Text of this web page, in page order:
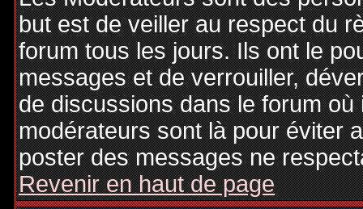
but est de veiller au respect du
forum tous les jours. Ils ont le
messages et de verrouiller,
de discussions dans le forum
modérateurs sont là pour éviter
poster des messages ne
Revenir en haut de page